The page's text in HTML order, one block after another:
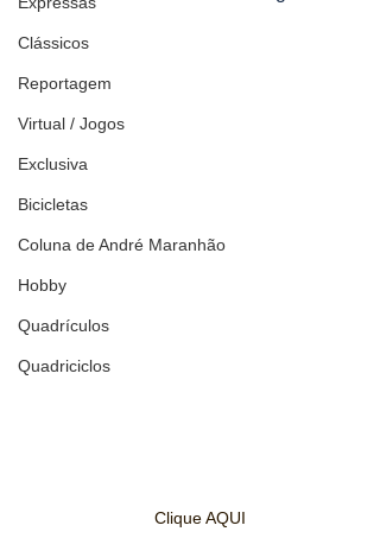
Clássicos
Reportagem
Virtual / Jogos
Exclusiva
Bicicletas
Coluna de André Maranhão
Hobby
Quadrículos
Quadriciclos
Clique AQUI